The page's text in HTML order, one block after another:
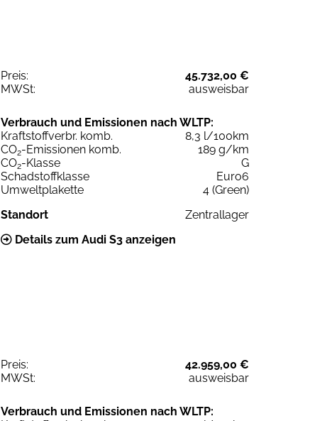
Preis:
45.732,00 €
MWSt:
ausweisbar
Verbrauch und Emissionen nach WLTP:
Kraftstoffverbr. komb.
8,3 l/100km
CO2-Emissionen komb.
189 g/km
CO2-Klasse
G
Schadstoffklasse
Euro6
Umweltplakette
4 (Green)
Standort
Zentrallager
Details zum Audi S3 anzeigen
Preis:
42.959,00 €
MWSt:
ausweisbar
Verbrauch und Emissionen nach WLTP: